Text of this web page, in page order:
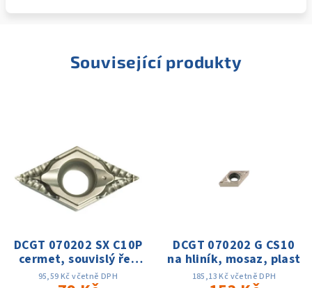
Související produkty
DCGT 070202 SX C10P
cermet, souvislý řez
Ap: 0.05-0.2mm;
95,59 Kč včetně DPH
DCGT 070202 G CS10
na hliník, mosaz, plast
185,13 Kč včetně DPH